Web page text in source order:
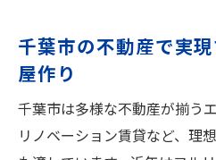
千葉市の不動産で実
屋作り
千葉市は多様な不動産が揃う
リノベーション賃貸など、理